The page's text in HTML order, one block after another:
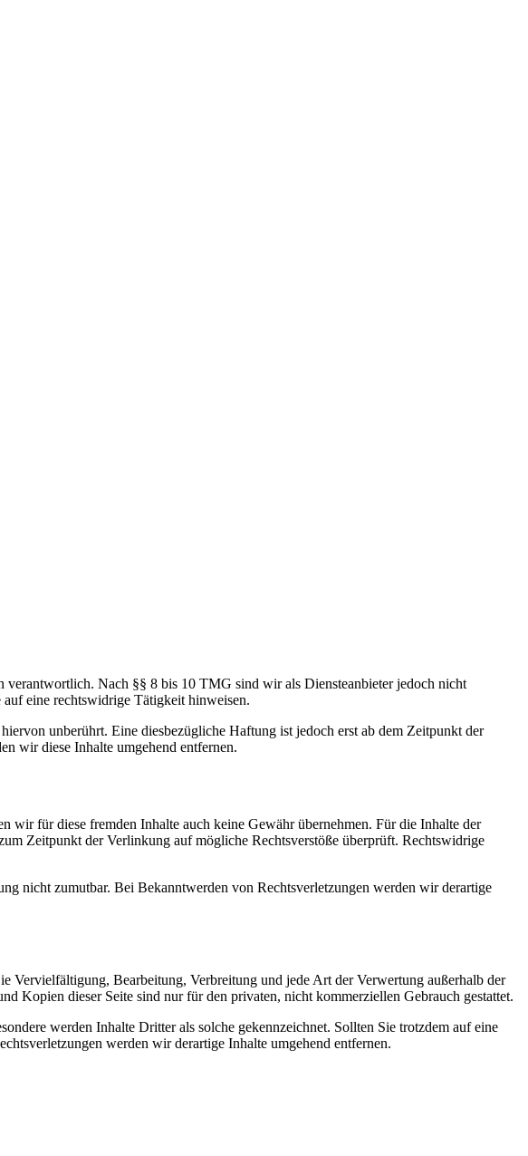
verantwortlich. Nach §§ 8 bis 10 TMG sind wir als Diensteanbieter jedoch nicht
eine rechtswidrige Tätigkeit hinweisen.
unberührt. Eine diesbezügliche Haftung ist jedoch erst ab dem Zeitpunkt der
wir diese Inhalte umgehend entfernen.
wir für diese fremden Inhalte auch keine Gewähr übernehmen. Für die Inhalte der
Zeitpunkt der Verlinkung auf mögliche Rechtsverstöße überprüft. Rechtswidrige
nicht zumutbar. Bei Bekanntwerden von Rechtsverletzungen werden wir derartige
Vervielfältigung, Bearbeitung, Verbreitung und jede Art der Verwertung außerhalb der
Kopien dieser Seite sind nur für den privaten, nicht kommerziellen Gebrauch gestattet.
werden Inhalte Dritter als solche gekennzeichnet. Sollten Sie trotzdem auf eine
werden wir derartige Inhalte umgehend entfernen.